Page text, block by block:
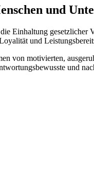
und
Einhaltung gesetzlicher
und
von motivierten,
und